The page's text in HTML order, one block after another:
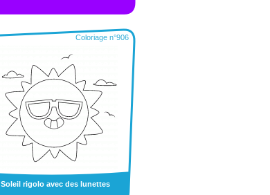
Coloriage n°906
Soleil rigolo avec des lunettes